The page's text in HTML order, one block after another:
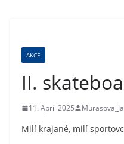
AKCE
II.
11. April 2025
Milí krajané, milí